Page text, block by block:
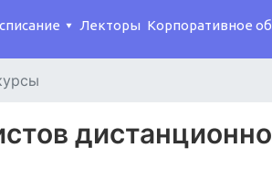
Лекторы Корпоративное
дистанционно